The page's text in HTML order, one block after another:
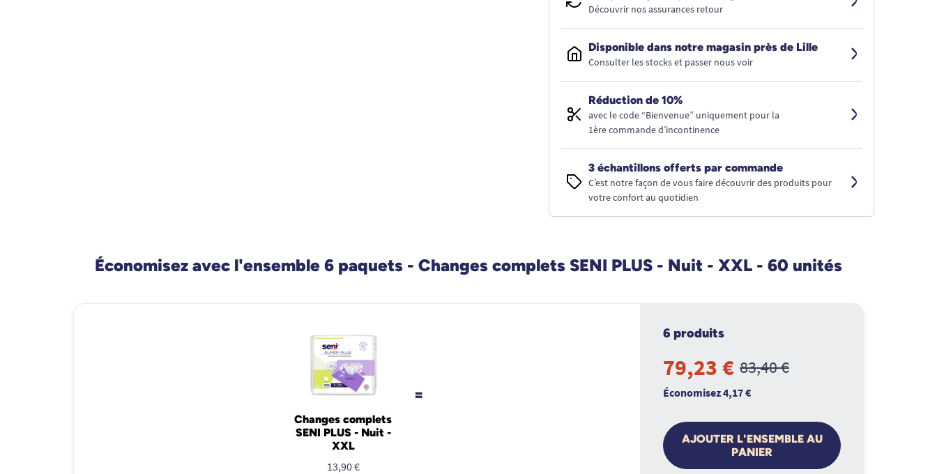
Découvrir nos assurances retour
Disponible dans notre magasin près de Lille
Consulter les stocks et passer nous voir
Réduction de 10%
avec le code “Bienvenue” uniquement pour la
1ère commande d’incontinence
3 échantillons offerts par commande
C’est notre façon de vous faire découvrir des produits pour
votre confort au quotidien
Économisez avec l'ensemble 6 paquets - Changes complets SENI PLUS - Nuit - XXL - 60 unités
Changes complets
SENI PLUS - Nuit -
XXL
13,90 €
=
6 produits
79,23 € 83,40 €
Économisez 4,17 €
AJOUTER L'ENSEMBLE AU
PANIER